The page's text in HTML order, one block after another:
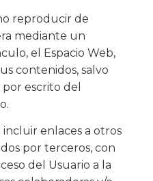
reproducir de
mediante un
el Espacio Web,
contenidos, salvo
escrito del
incluir enlaces a otros
por terceros, con
del Usuario a la